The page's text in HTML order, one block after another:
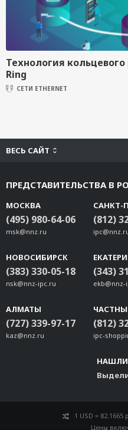
Технология
Ring
СЕТИ ETHERNET
ВЕСЬ САЙТ
ПРЕДСТАВИТЕЛЬСТВА В
МОСКВА
(495) 980-64-06
msk@nnz.ru
САНКТ-
(812)
НОВОСИБИРСК
(383) 330-05-18
nsk@nnz-ipc.ru
(343)
ekb@nnz-
АЛМАТЫ
(727) 339-97-17
kaz@nnz.ru
(812)
ipc-
НАШЛИ
1 USD = 82.1665
Цены